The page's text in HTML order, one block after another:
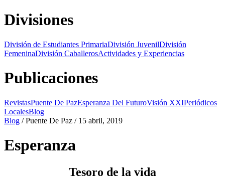
Divisiones
División de Estudiantes PrimariaDivisión JuvenilDivisión
FemeninaDivisión CaballerosActividades y Experiencias
Publicaciones
RevistasPuente De PazEsperanza Del FuturoVisión XXIPeriódicos
LocalesBlog
Blog / Puente De Paz / 15 abril, 2019
Esperanza
Tesoro de la vida